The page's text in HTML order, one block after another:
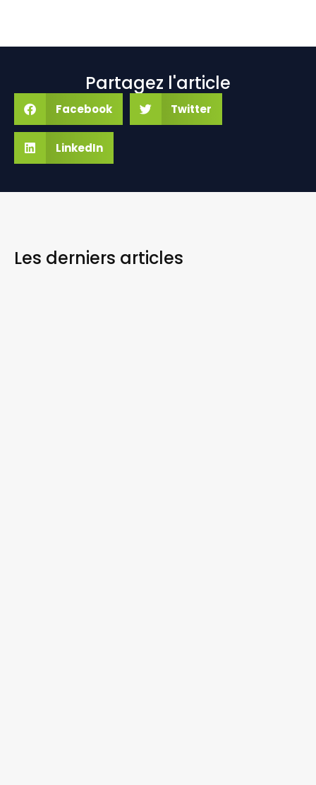
Partagez l'article
Facebook Twitter
LinkedIn
Les derniers articles